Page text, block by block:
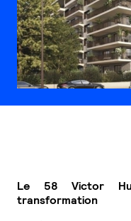
Le 58 Victor
transformation